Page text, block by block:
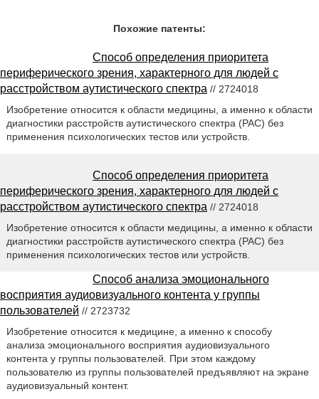
Похожие патенты:
Способ определения приоритета
периферического зрения, характерного для людей с
расстройством аутистического спектра // 2724018
Изобретение относится к области медицины, а именно к области
диагностики расстройств аутистического спектра (РАС) без
применения психологических тестов или устройств.
Способ определения приоритета
периферического зрения, характерного для людей с
расстройством аутистического спектра // 2724018
Изобретение относится к области медицины, а именно к области
диагностики расстройств аутистического спектра (РАС) без
применения психологических тестов или устройств.
Способ анализа эмоционального
восприятия аудиовизуального контента у группы
пользователей // 2723732
Изобретение относится к медицине, а именно к способу
анализа эмоционального восприятия аудиовизуального
контента у группы пользователей. При этом каждому
пользователю из группы пользователей предъявляют на экране
аудиовизуальный контент.